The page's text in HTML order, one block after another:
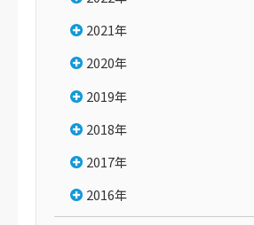
2021年
2020年
2019年
2018年
2017年
2016年